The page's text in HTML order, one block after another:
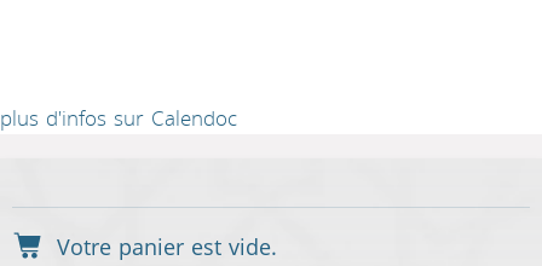
plus d'infos sur Calendoc